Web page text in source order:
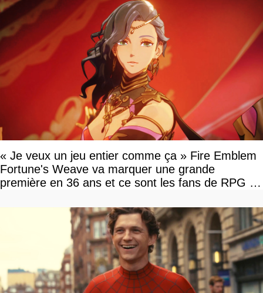
« Je veux un jeu entier comme ça » Fire Emblem
Fortune's Weave va marquer une grande
première en 36 ans et ce sont les fans de RPG en